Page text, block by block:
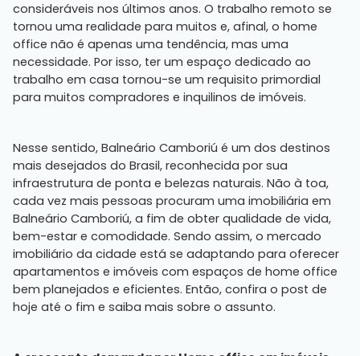
consideráveis nos últimos anos. O trabalho remoto se
tornou uma realidade para muitos e, afinal, o home
office não é apenas uma tendência, mas uma
necessidade. Por isso, ter um espaço dedicado ao
trabalho em casa tornou-se um requisito primordial
para muitos compradores e inquilinos de imóveis.
Nesse sentido, Balneário Camboriú é um dos destinos
mais desejados do Brasil, reconhecida por sua
infraestrutura de ponta e belezas naturais. Não à toa,
cada vez mais pessoas procuram uma imobiliária em
Balneário Camboriú, a fim de obter qualidade de vida,
bem-estar e comodidade. Sendo assim, o mercado
imobiliário da cidade está se adaptando para oferecer
apartamentos e imóveis com espaços de home office
bem planejados e eficientes. Então, confira o post de
hoje até o fim e saiba mais sobre o assunto.